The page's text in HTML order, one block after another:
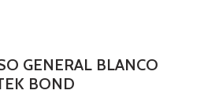
GENERAL BLANCO
BOND